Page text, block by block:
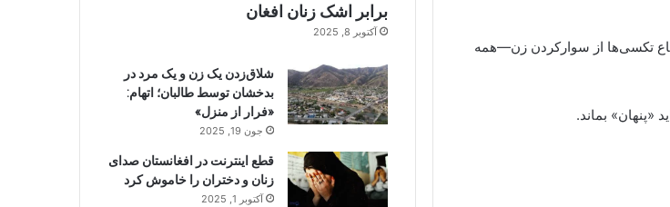
تکسی‌ها از سوارکردن زن—همه
بماند.
برابر اشک زنان افغان
آکتوبر 8, 2025
شلاق‌زدن یک زن و یک مرد در
بدخشان توسط طالبان؛ اتهام:
«فرار از منزل»
جون 19, 2025
قطع اینترنت در افغانستان صدای
زنان و دختران را خاموش کرد
آکتوبر 1, 2025